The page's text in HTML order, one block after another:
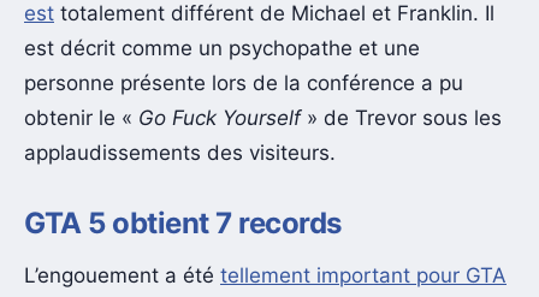
est totalement différent de Michael et Franklin. Il
est décrit comme un psychopathe et une
personne présente lors de la conférence a pu
obtenir le « Go Fuck Yourself » de Trevor sous les
applaudissements des visiteurs.
GTA 5 obtient 7 records
L’engouement a été tellement important pour GTA